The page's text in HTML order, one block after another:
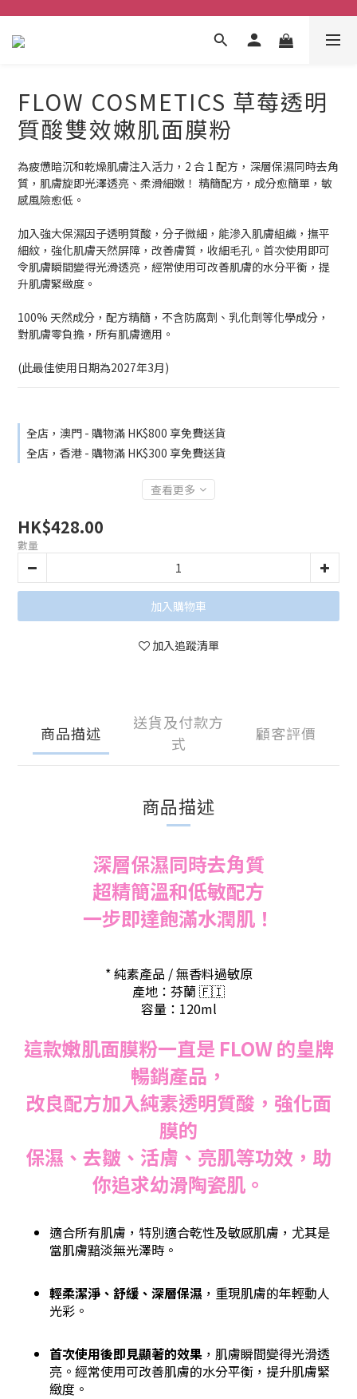
FLOW COSMETICS 草莓透明
質酸雙效嫩肌面膜粉
為疲憊暗沉和乾燥肌膚注入活力，2 合 1 配方，深層保濕同時去角
質，肌膚旋即光澤透亮、柔滑細嫩！ 精簡配方，成分愈簡單，敏
感風險愈低。
加入強大保濕因子透明質酸，分子微細，能滲入肌膚組織，撫平
細紋，強化肌膚天然屏障，改善膚質，收細毛孔。首次使用即可
令肌膚瞬間變得光滑透亮，經常使用可改善肌膚的水分平衡，提
升肌膚緊緻度。
100% 天然成分，配方精簡，不含防腐劑、乳化劑等化學成分，
對肌膚零負擔，所有肌膚適用。
(此最佳使用日期為2027年3月)
全店，澳門 - 購物滿 HK$800 享免費送貨
全店，香港 - 購物滿 HK$300 享免費送貨
查看更多
HK$428.00
數量
加入購物車
加入追蹤清單
商品描述
送貨及付款方
式
顧客評價
商品描述
深層保濕同時去角質
超精簡溫和低敏配方
一步即達飽滿水潤肌！
* 純素產品 / 無香料過敏原
產地：芬蘭🇫🇮
容量：120ml
這款嫩肌面膜粉一直是 FLOW 的皇牌
暢銷產品，
改良配方加入純素透明質酸，強化面
膜的
保濕、去皺、活膚、亮肌等功效，助
你追求幼滑陶瓷肌。
適合所有肌膚，特別適合乾性及敏感肌膚，尤其是
當肌膚黯淡無光澤時。
輕柔潔淨、舒緩、深層保濕 ，重現肌膚的年輕動人
光彩。
首次使用後即見顯著的效果 ，肌膚瞬間變得光滑透
亮。經常使用可改善肌膚的水分平衡，提升肌膚緊
緻度。